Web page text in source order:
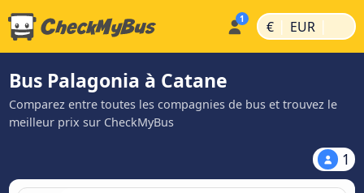
€ | EUR |
Bus Palagonia à Catane
Comparez entre toutes les compagnies de bus et trouvez le
meilleur prix sur CheckMyBus
1